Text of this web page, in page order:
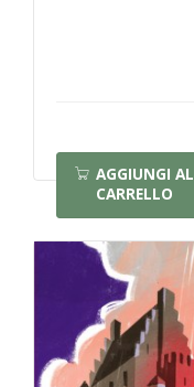
AGGIUNGI AL
CARRELLO